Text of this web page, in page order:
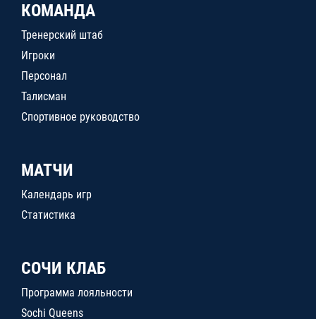
КОМАНДА
Тренерский штаб
Игроки
Персонал
Талисман
Спортивное руководство
МАТЧИ
Календарь игр
Статистика
СОЧИ КЛАБ
Программа лояльности
Sochi Queens